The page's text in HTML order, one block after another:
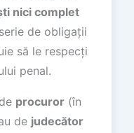
nici complet
de obligații
să le respecți
penal.
procuror (în
de judecător